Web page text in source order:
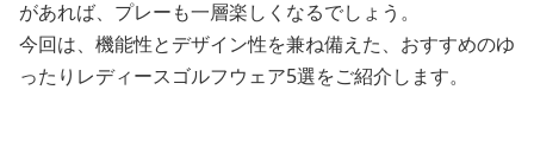
があれば、プレーも一層楽しくなるでしょう。
今回は、機能性とデザイン性を兼ね備えた、おすすめのゆ
ったりレディースゴルフウェア5選をご紹介します。